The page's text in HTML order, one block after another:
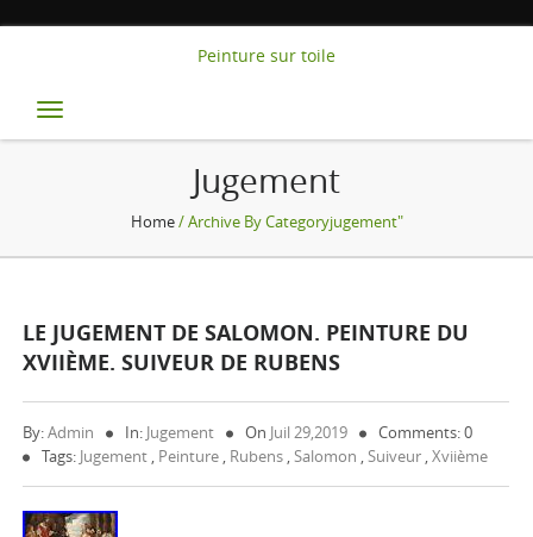
Peinture sur toile
Toggle
navigation
Jugement
Home/ Archive By Categoryjugement"
LE JUGEMENT DE SALOMON. PEINTURE DU
XVIIÈME. SUIVEUR DE RUBENS
By:Admin In: Jugement On Juil 29,2019
Comments: 0
Tags: Jugement , Peinture , Rubens ,Salomon ,Suiveur ,Xviième